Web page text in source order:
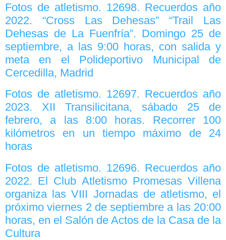
Fotos de atletismo. 12698. Recuerdos año
2022. “Cross Las Dehesas” “Trail Las
Dehesas de La Fuenfría”. Domingo 25 de
septiembre, a las 9:00 horas, con salida y
meta en el Polideportivo Municipal de
Cercedilla, Madrid
Fotos de atletismo. 12697. Recuerdos año
2023. XII Transilicitana, sábado 25 de
febrero, a las 8:00 horas. Recorrer 100
kilómetros en un tiempo máximo de 24
horas
Fotos de atletismo. 12696. Recuerdos año
2022. El Club Atletismo Promesas Villena
organiza las VIII Jornadas de atletismo, el
próximo viernes 2 de septiembre a las 20:00
horas, en el Salón de Actos de la Casa de la
Cultura